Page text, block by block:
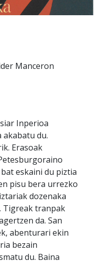
Manceron
Inperioa
du.
Erasoak
eskaini du piztia
pisu bera urrezko
dozenaka
Tigreak tranpak
da. San
abenturari ekin
bezain
du. Baina